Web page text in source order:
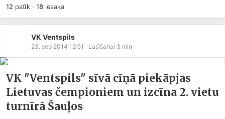
12 patīk · 18iesaka
VK Ventspils
23. sep 2014 12:51 · Lasīšanai 3 min
VK "Ventspils" sīvā cīņā piekāpjas
Lietuvas čempioniem un izcīna 2. vietu
turnīrā Šauļos